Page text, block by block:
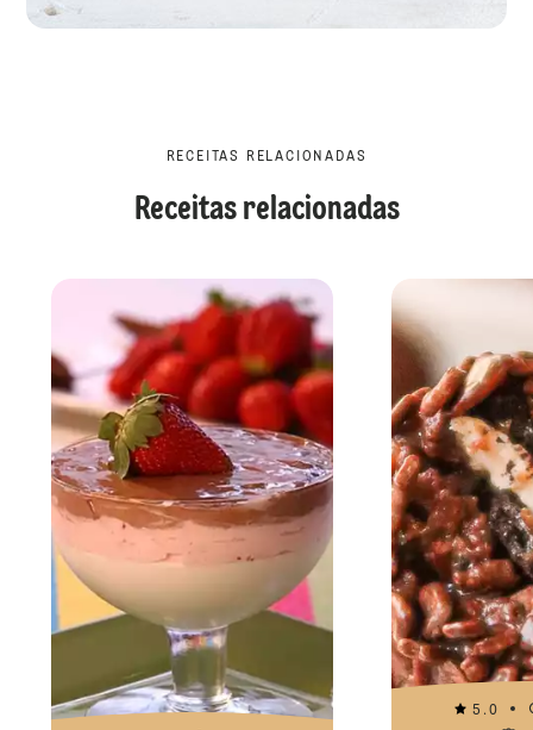
RECEITAS RELACIONADAS
Receitas relacionadas
5.0